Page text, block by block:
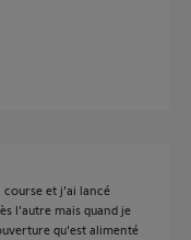
course et j'ai lancé
l'autre mais quand je
qu'est alimenté